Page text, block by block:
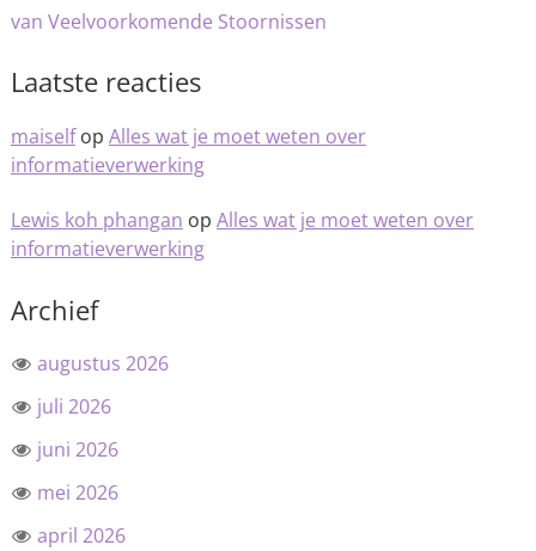
van Veelvoorkomende Stoornissen
Laatste reacties
maiselfop Alles wat je moet weten over
informatieverwerking
Lewis koh phangan op Alles wat je moet weten over
informatieverwerking
Archief
augustus 2026
juli 2026
juni 2026
mei 2026
april 2026